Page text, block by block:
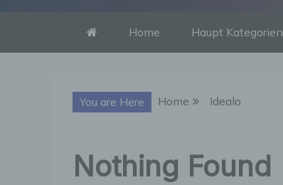
Home Haupt Kategorien
You are Here Home Idealo
Nothing Found